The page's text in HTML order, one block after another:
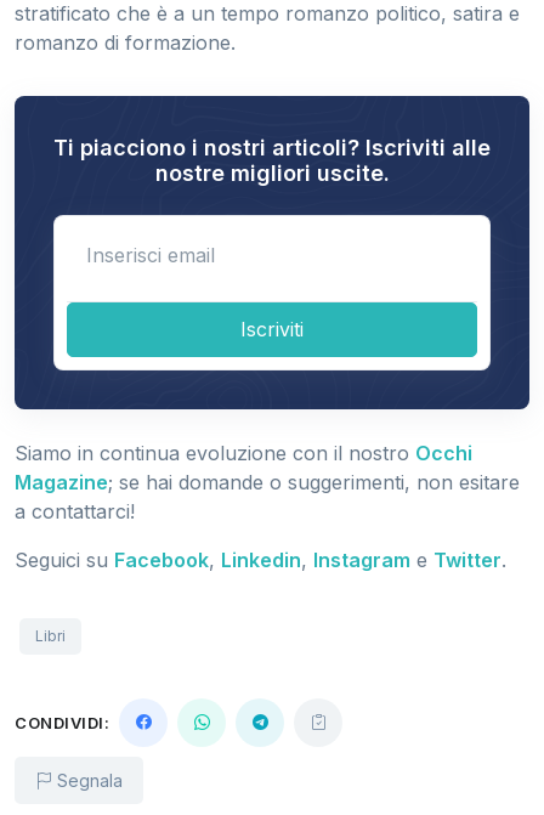
stratificato che è a un tempo romanzo politico, satira e
romanzo di formazione.
Ti piacciono i nostri articoli? Iscriviti alle
nostre migliori uscite.
Iscriviti
Siamo in continua evoluzione con il nostro Occhi
Magazine; se hai domande o suggerimenti, non esitare
a contattarci!
Seguici su Facebook, Linkedin, Instagram e Twitter.
Libri
CONDIVIDI:
Segnala